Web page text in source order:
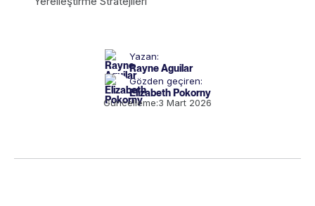
Yazan:
Rayne Aguilar
Gözden geçiren:
Elizabeth Pokorny
Güncelleme:3 Mart 2026